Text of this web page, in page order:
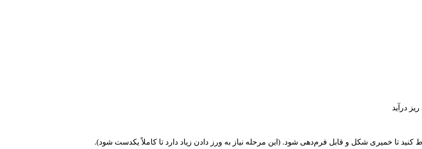
درآید
تا خمیری شکل و قابل فرم‌دهی شود. (این مرحله نیاز به ورز دادن زیاد دارد تا کاملاً یکدست شود).